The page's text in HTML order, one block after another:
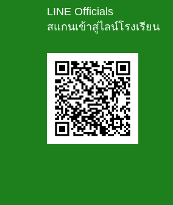
LINE Officials
สแกนเข้าสู่ไลน์โรงเรียน